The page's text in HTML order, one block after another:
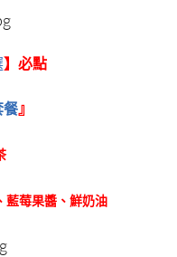
】必點
餐』
藍莓果醬、鮮奶油